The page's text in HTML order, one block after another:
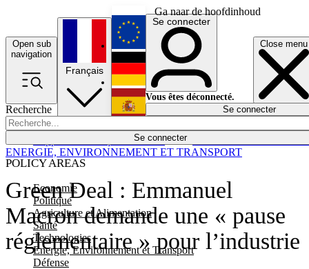
Ga naar de hoofdinhoud
Open sub
navigation
Close menu
Recherche
Se connecter
POLICY AREAS
Economie
Politique
Agriculture et Alimentation
Santé
Technologies
Energie, Environnement et Transport
Défense
Économie
Français
English
Deutsch
Español
Se connecter
Vous êtes déconnecté.
Se connecter
Green Deal : Emmanuel
Macron demande une « pause
réglementaire » pour l’industrie
ENERGIE, ENVIRONNEMENT ET TRANSPORT